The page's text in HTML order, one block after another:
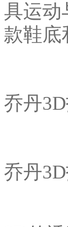
具运动
款鞋底
乔丹
乔丹